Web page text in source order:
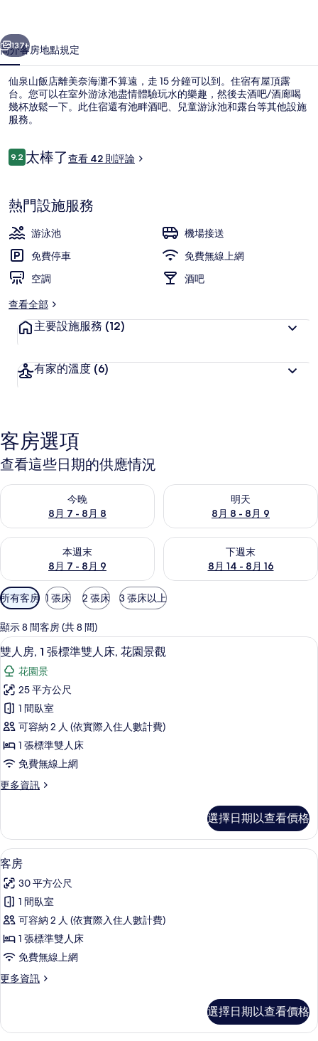
片
集
個 下一個
137+
簡介客房地點規定
仙泉山飯店離美奈海灘不算遠，走 15 分鐘可以到。住宿有屋頂露
台。您可以在室外游泳池盡情體驗玩水的樂趣，然後去酒吧/酒廊喝
幾杯放鬆一下。此住宿還有池畔酒吧、兒童游泳池和露台等其他設施
服務。
評
論
9.29.2 分，滿分 10 分，
太棒了查看 42 則評論
熱門設施服務
游泳池
機場接送
免費停車
免費無線上網
空調
酒吧
查看全部
主要設施服務 (12)
有家的溫度 (6)
客房選項
查看這些日期的供應情況
今晚
8月 7 - 8月 8
查看今晚 (8月 7 - 8月 8) 的供應情況
明天
8月 8 - 8月 9
查看明天 (8月 8 - 8月 9) 的供
本週末
8月 7 - 8月 9
查看本週末 (8月 7 - 8月 9) 的供應情況
下週末
8月 14 - 8月 16
查看下週末 (8月 14 - 8月 16)
可
用
的
客
房
篩
選
條
件
所有客房 1 張床 2 張床 3 張床以上
顯示 8 間客房 (共 8 間)
顯
示
雙
人
房,
1
張
標
準
人
床,
花
園
景
觀
的
所
有
雙人房, 1 張標準雙人床, 花園景觀 |
22
雙人房, 1 張標準雙人床, 花園景觀
花園景
25 平方公尺
1 間臥室
可容納 2 人 (依實際入住人數計費)
1 張標準雙人床
免費無線上網
更多資訊
更
房,
張
準
雙
人
床,
花
園
景
觀
選擇日期以查看價格
顯
示
客
房
的
所
相
客房 | 書桌、遮光布/窗簾、免費無線
7
客房
30 平方公尺
1 間臥室
可容納 2 人 (依實際入住人數計費)
1 張標準雙人床
免費無線上網
更多資訊
更
的
選擇日期以查看價格